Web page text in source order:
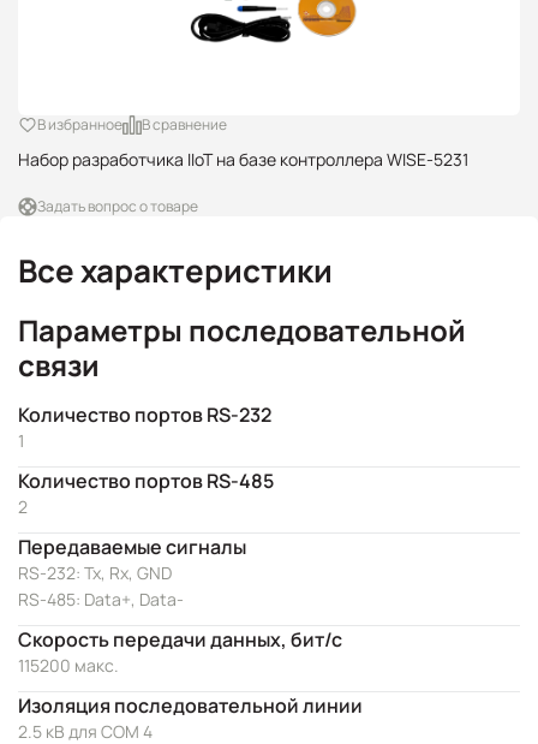
Набор разработчика IIoT на базе контроллера WISE-5231
В избранное В сравнение
Задать вопрос о товаре
Все характеристики
Параметры последовательной
связи
Количество портов RS-232
1
Количество портов RS-485
2
Передаваемые сигналы
RS-232: Tx, Rx, GND
RS-485: Data+, Data-
Скорость передачи данных, бит/с
115200 макс.
Изоляция последовательной линии
2.5 кВ для COM 4